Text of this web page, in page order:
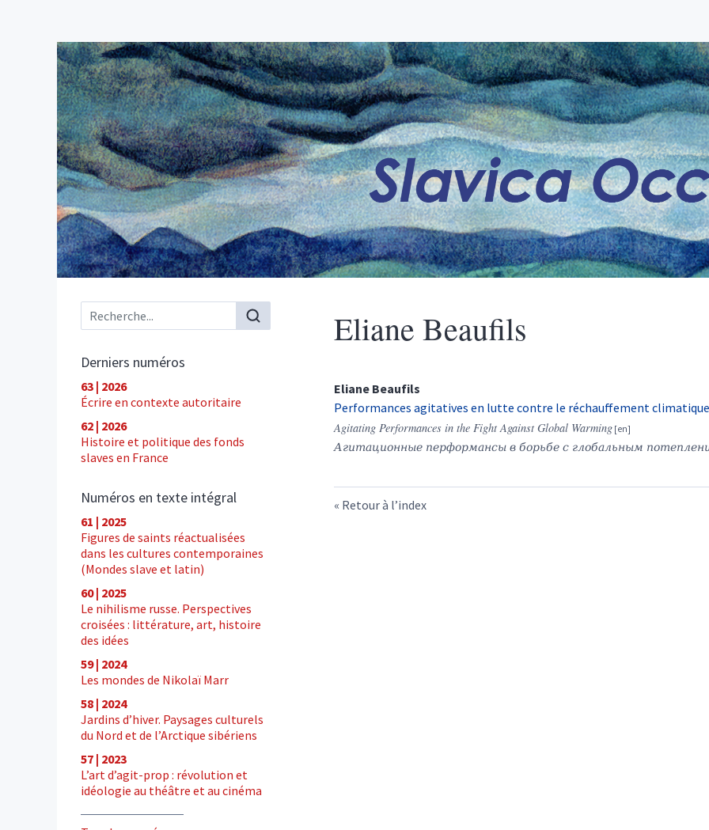
Menu principal
Derniers numéros
63 | 2026
Écrire en contexte autoritaire
62 | 2026
Histoire et politique des fonds
slaves en France
Numéros en texte intégral
61 | 2025
Figures de saints réactualisées
dans les cultures contemporaines
(Mondes slave et latin)
60 | 2025
Le nihilisme russe. Perspectives
croisées : littérature, art, histoire
des idées
59 | 2024
Les mondes de Nikolaï Marr
58 | 2024
Jardins d’hiver. Paysages culturels
du Nord et de l’Arctique sibériens
57 | 2023
L’art d’agit-prop : révolution et
idéologie au théâtre et au cinéma
Eliane Beaufils
Eliane Beaufils
Performances agitatives en lutte contre le réchauffement climatique
Agitating Performances in the Fight Against Global Warming
Агитационные перформансы в борьбе с глобальным
Retour à l’index